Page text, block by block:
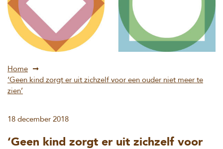
Home
‘Geen kind zorgt er uit zichzelf voor een ouder niet meer te
zien’
18 december 2018
‘Geen kind zorgt er uit zichzelf voor